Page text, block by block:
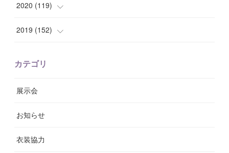
9
(14
(8
( 11)
(14
(19
( 8)
( 6)
(12
(10
( 7)
(8)
(9
(7
( 14)
(13)
(3
( 7
2020 (119)
(7)
(
2019 (152)
カテゴリ
展示会
お知らせ
衣装協力